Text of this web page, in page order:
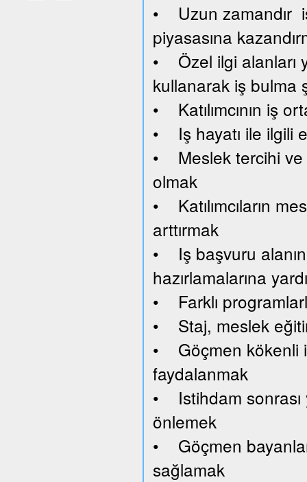
• Uzun zamandır
piyasasına
• Özel ilgi alanları
kullanarak iş bulma
• Katılımcının iş
• Iş hayatı ile ilgili
• Meslek tercihi ve
olmak
• Katılımcıların
arttırmak
• Iş başvuru
hazırlamalarına
• Farklı
• Staj, meslek
• Göçmen kökenli
faydalanmak
• Istihdam sonrası
önlemek
• Göçmen
sağlamak